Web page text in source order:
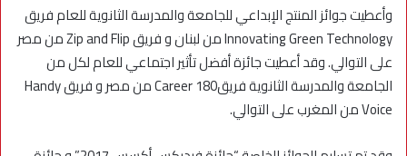
وأعطيت جوائز المنتج الإبداعي للجامعة والمدرسة الثانوية للعام فريق
Innovating Green Technology من لبنان و فريق Zip and Flip من مصر
على التوالي. وقد أعطيت جائزة أفضل تأثير اجتماعي للعام لكل من
الجامعة والمدرسة الثانوية فريقCareer 180 من مصر و فريق Handy
Voice من المغرب على التوالي.